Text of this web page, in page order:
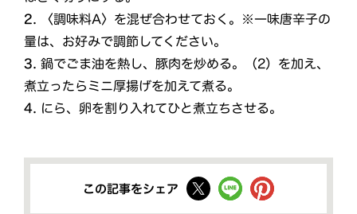
2. 〈調味料A〉を混ぜ合わせておく。※一味唐辛子の
量は、お好みで調節してください。
3. 鍋でごま油を熱し、豚肉を炒める。（2）を加え、
煮立ったらミニ厚揚げを加えて煮る。
4. にら、卵を割り入れてひと煮立ちさせる。
この記事をシェア